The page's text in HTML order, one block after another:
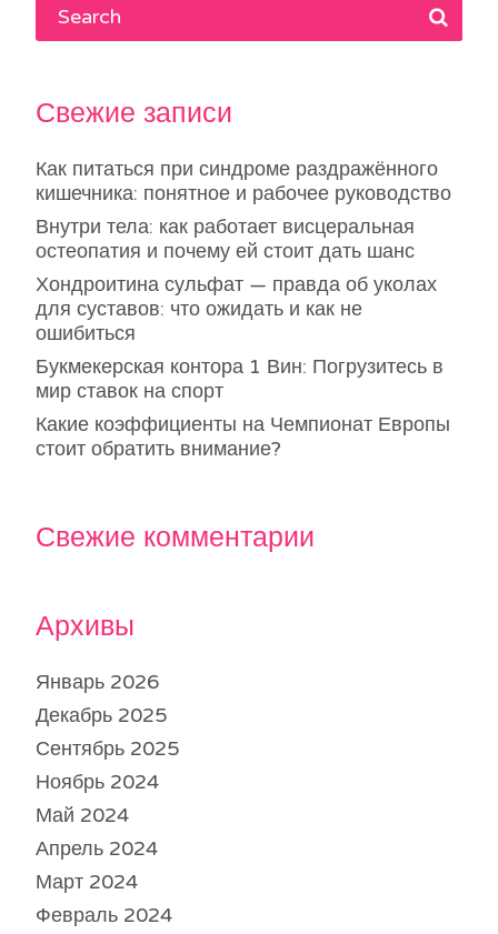
Свежие записи
Как питаться при синдроме раздражённого
кишечника: понятное и рабочее руководство
Внутри тела: как работает висцеральная
остеопатия и почему ей стоит дать шанс
Хондроитина сульфат — правда об уколах
для суставов: что ожидать и как не
ошибиться
Букмекерская контора 1 Вин: Погрузитесь в
мир ставок на спорт
Какие коэффициенты на Чемпионат Европы
стоит обратить внимание?
Свежие комментарии
Архивы
Январь 2026
Декабрь 2025
Сентябрь 2025
Ноябрь 2024
Май 2024
Апрель 2024
Март 2024
Февраль 2024